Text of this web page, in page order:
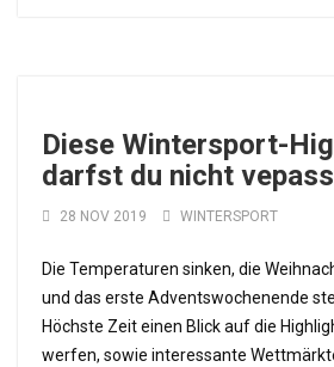
Diese Wintersport-
darfst du nicht
28 NOV 2019 WINTERSPORT
Die Temperaturen sinken, die
und das erste Adventswochenende
Höchste Zeit einen Blick auf die
werfen, sowie interessante